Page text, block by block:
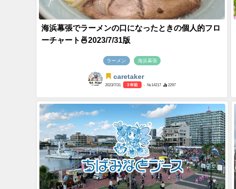
海浜幕張でラーメンの口になったときの個人的フロ
ーチャート🍜2023/7/31版
ラーメン 海浜幕張
caretaker
2023/7/31 3 年前 - №14217 2297